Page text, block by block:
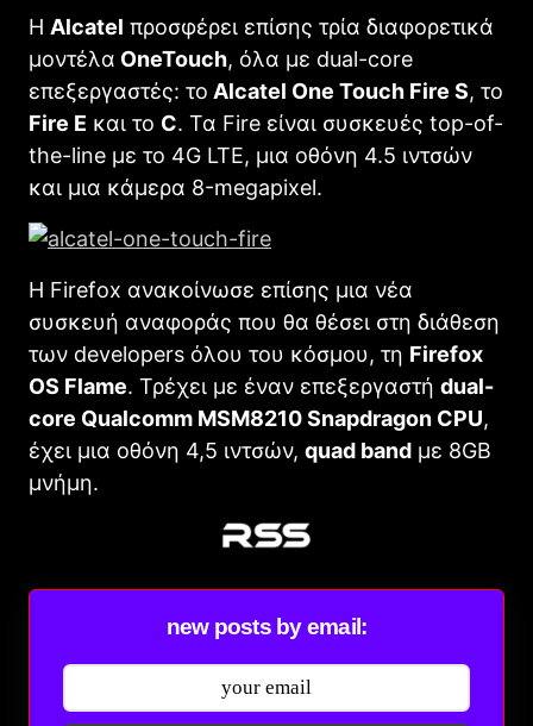
Η Alcatel προσφέρει επίσης τρία διαφορετικά
μοντέλα OneTouch, όλα με dual-core
επεξεργαστές: το Alcatel One Touch Fire S, το
Fire Ε και το C. Τα Fire είναι συσκευές top-of-
the-line με το 4G LTE, μια οθόνη 4.5 ιντσών
και μια κάμερα 8-megapixel.
Η Firefox ανακοίνωσε επίσης μια νέα
συσκευή αναφοράς που θα θέσει στη διάθεση
των developers όλου του κόσμου, τη Firefox
OS Flame. Τρέχει με έναν επεξεργαστή dual-
core Qualcomm MSM8210 Snapdragon CPU,
έχει μια οθόνη 4,5 ιντσών, quad band με 8GB
μνήμη.
new posts by email: